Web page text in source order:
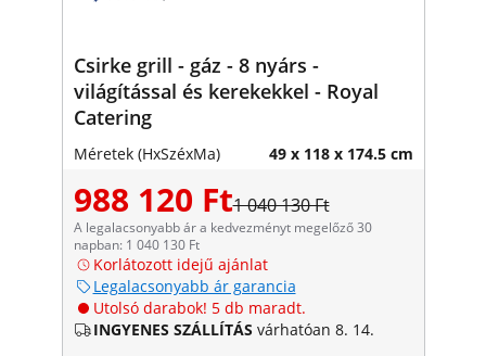
Csirke grill - gáz - 8 nyárs -
világítással és kerekekkel - Royal
Catering
Méretek (HxSzéxMa) 49 x 118 x 174.5 cm
988 120 Ft1 040 130 Ft
A legalacsonyabb ár a kedvezményt megelőző 30
napban: 1 040 130 Ft
Korlátozott idejű ajánlat
Legalacsonyabb ár garancia
Utolsó darabok! 5 db maradt.
INGYENES SZÁLLÍTÁS várhatóan 8. 14.